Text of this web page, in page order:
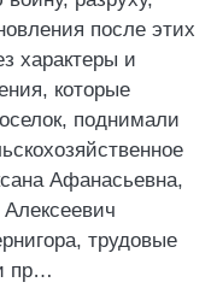
после этих
характеры и
которые
поднимали
Афанасьевна,
трудовые
пр…